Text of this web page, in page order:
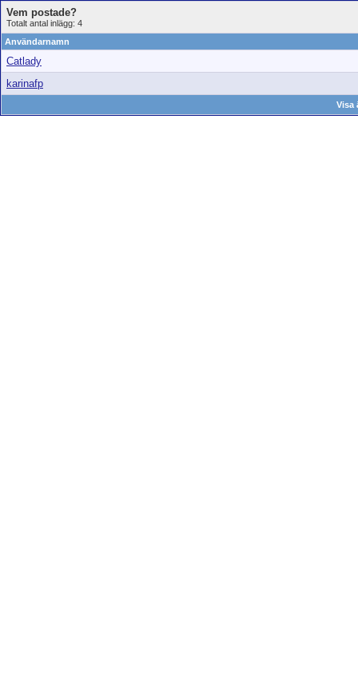
Vem postade?
Totalt antal inlägg: 4
Användarnamn
Catlady
karinafp
Visa